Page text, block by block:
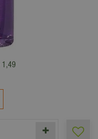
1 ,49